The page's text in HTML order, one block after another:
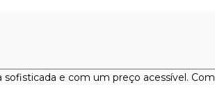
e com um preço acessível. Com